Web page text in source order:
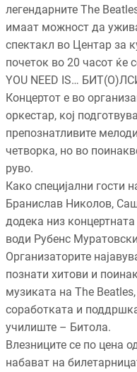
легендарните The
имаат можност да
спектакл во Центар за
почеток во 20 часот ќе
YOU NEED IS…
Концертот е во
оркестар, кој
препознатливите
четворка, но во
руво.
Како специјални гости
Бранислав Николов,
додека низ
води Рубенс
Организаторите
познати хитови и
музиката на The
соработката и
училиште – Битола.
Влезниците се по цена
набават на